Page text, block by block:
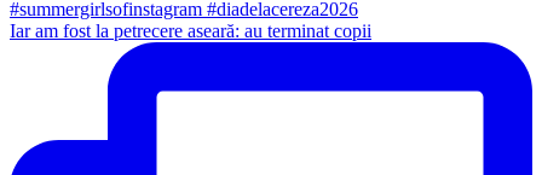
Iar am fost la petrecere aseară: au terminat copii